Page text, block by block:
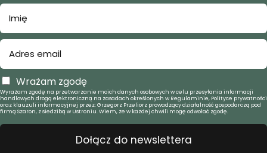
Wrażam zgodę
Wyrażam zgodę na przetwarzanie moich danych osobowych w celu przesyłania informacji
handlowych drogą elektroniczną na zasadach określonych w Regulaminie, Polityce prywatności
oraz klauzuli informacyjnej przez: Grzegorz Przeliorz prowadzący działalność gospodarczą pod
firmą Szaron, z siedzibą w Ustroniu. Wiem, że w każdej chwili mogę odwołać zgodę.
Dołącz do newslettera